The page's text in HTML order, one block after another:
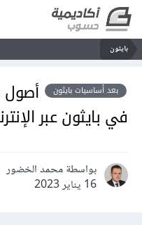
بايثون
بعد أساسيات بايثون
أصول
في بايثون عبر
بواسطة محمد الخضور
16 يناير 2023